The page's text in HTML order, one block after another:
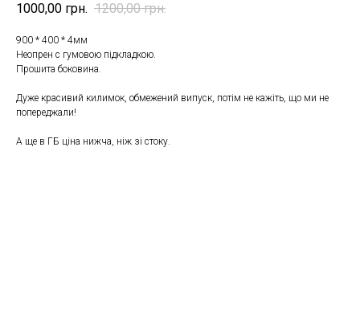
1000,00 грн. 1200,00 грн.
900 * 400 * 4мм
Неопрен с гумовою підкладкою.
Прошита боковина.
Дуже красивий килимок, обмежений випуск, потім не кажіть, що ми не
попереджали!
А ще в ГБ ціна нижча, ніж зі стоку.